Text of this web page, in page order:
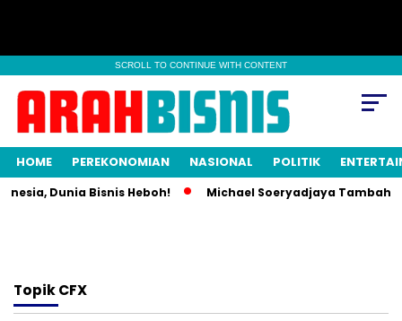
SCROLL TO CONTINUE WITH CONTENT
HOME PEREKONOMIAN NASIONAL POLITIK
Dunia Bisnis Heboh! Michael Soeryadjaya Tambah
TopikCFX